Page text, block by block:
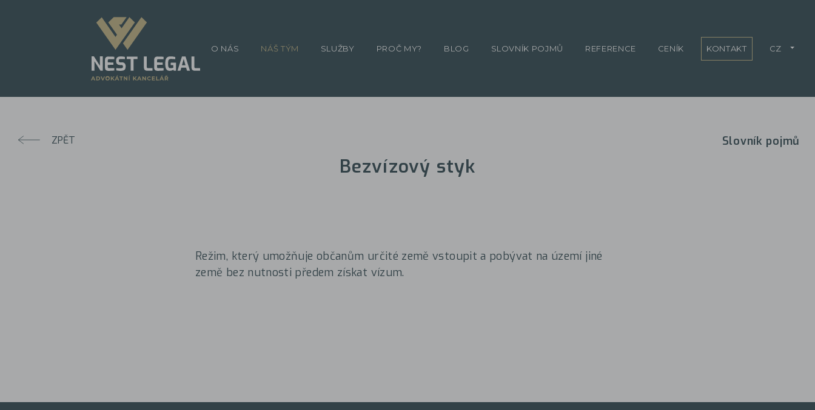
ZPĚT Slovník pojmů
Bezvízový styk
Režim, který umožňuje občanům určité země vstoupit a pobývat na území jiné
země bez nutnosti předem získat vízum.
O NÁS NÁŠ TÝM SLUŽBY PROČ MY? BLOG SLOVNÍK POJMŮ REFERENCE CENÍK KONTAKT CZ